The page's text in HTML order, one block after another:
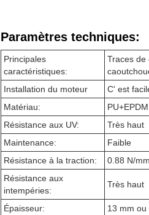
Paramètres techniques:
Principales
caractéristiques:
Traces de
Installation du moteur
C' est
Matériau:
PU+EPDM
Résistance aux UV:
Très haut
Maintenance:
Faible
Résistance à la traction:
0.88 N/
Résistance aux
intempéries:
Très haut
Épaisseur:
13 mm